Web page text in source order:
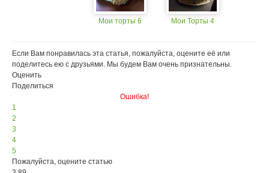
Мои торты 6 Мои Торты 4
Если Вам понравилась эта статья, пожалуйста, оцените её или
поделитесь ею с друзьями. Мы будем Вам очень признательны.
Оценить
Поделиться
Ошибка!
1
2
3
4
5
Пожалуйста, оцените статью